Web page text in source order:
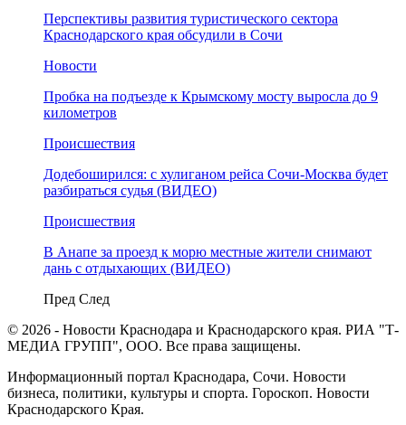
Перспективы развития туристического сектора
Краснодарского края обсудили в Сочи
Новости
Пробка на подъезде к Крымскому мосту выросла до 9
километров
Происшествия
Додебоширился: с хулиганом рейса Сочи-Москва будет
разбираться судья (ВИДЕО)
Происшествия
В Анапе за проезд к морю местные жители снимают
дань с отдыхающих (ВИДЕО)
Пред След
© 2026 - Новости Краснодара и Краснодарского края. РИА "Т-
МЕДИА ГРУПП", ООО. Все права защищены.
Информационный портал Краснодара, Сочи. Новости
бизнеса, политики, культуры и спорта. Гороскоп. Новости
Краснодарского Края.